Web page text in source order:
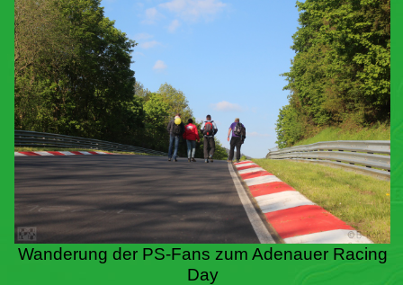
Wanderung der PS-Fans zum Adenauer Racing
Day